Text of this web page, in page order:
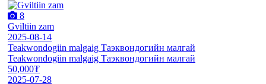
8
Gviltiin zam
2025-08-14
Teakwondogiin malgaig Таэквондогийн малгай
Teakwondogiin malgaig Таэквондогийн малгай
50,000₮
2025-07-28